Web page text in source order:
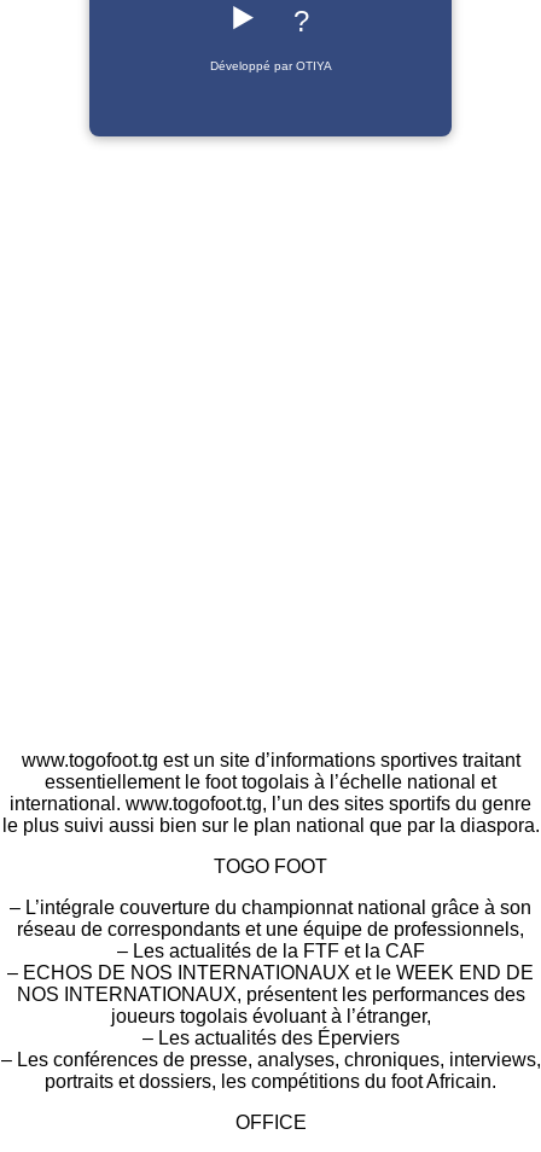
▶️ ?
Développé par OTIYA
www.togofoot.tg est un site d’informations sportives traitant
essentiellement le foot togolais à l’échelle national et
international. www.togofoot.tg, l’un des sites sportifs du genre
le plus suivi aussi bien sur le plan national que par la diaspora.
TOGO FOOT
– L’intégrale couverture du championnat national grâce à son
réseau de correspondants et une équipe de professionnels,
– Les actualités de la FTF et la CAF
– ECHOS DE NOS INTERNATIONAUX et le WEEK END DE
NOS INTERNATIONAUX, présentent les performances des
joueurs togolais évoluant à l’étranger,
– Les actualités des Éperviers
– Les conférences de presse, analyses, chroniques, interviews,
portraits et dossiers, les compétitions du foot Africain.
OFFICE